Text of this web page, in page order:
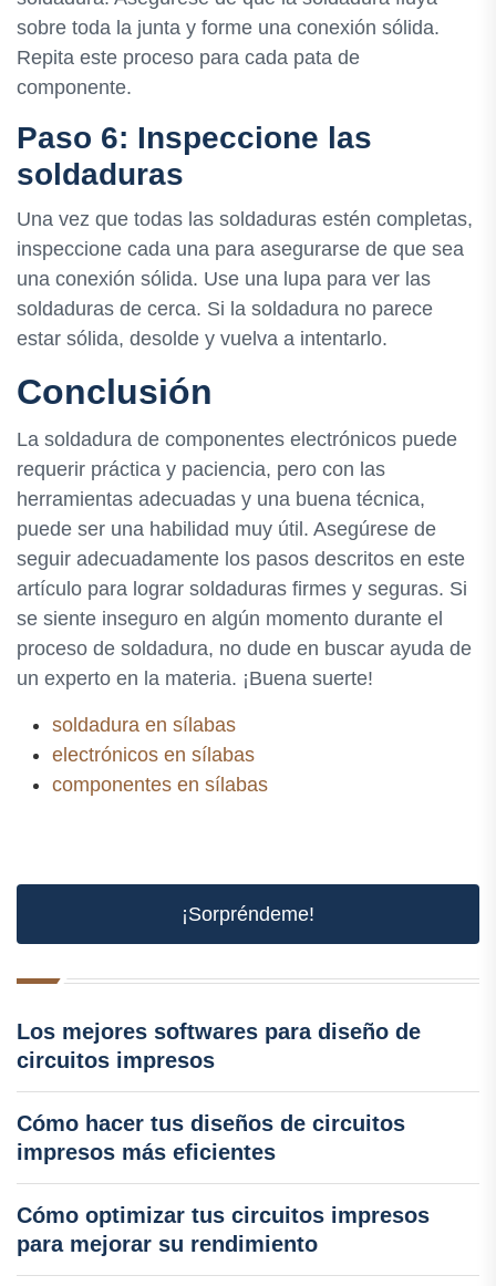
sobre toda la junta y forme una conexión sólida.
Repita este proceso para cada pata de
componente.
Paso 6: Inspeccione las
soldaduras
Una vez que todas las soldaduras estén completas,
inspeccione cada una para asegurarse de que sea
una conexión sólida. Use una lupa para ver las
soldaduras de cerca. Si la soldadura no parece
estar sólida, desolde y vuelva a intentarlo.
Conclusión
La soldadura de componentes electrónicos puede
requerir práctica y paciencia, pero con las
herramientas adecuadas y una buena técnica,
puede ser una habilidad muy útil. Asegúrese de
seguir adecuadamente los pasos descritos en este
artículo para lograr soldaduras firmes y seguras. Si
se siente inseguro en algún momento durante el
proceso de soldadura, no dude en buscar ayuda de
un experto en la materia. ¡Buena suerte!
soldadura en sílabas
electrónicos en sílabas
componentes en sílabas
¡Sorpréndeme!
Los mejores softwares para diseño de
circuitos impresos
Cómo hacer tus diseños de circuitos
impresos más eficientes
Cómo optimizar tus circuitos impresos
para mejorar su rendimiento